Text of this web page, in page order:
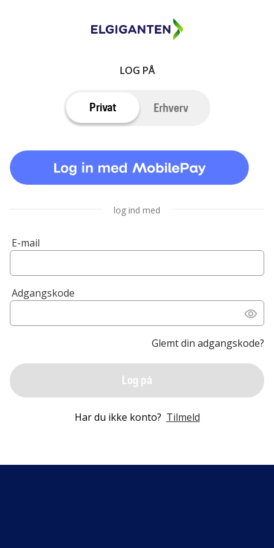
LOG PÅ
Privat Erhverv
log ind med
E-mail
Adgangskode
Glemt din adgangskode?
Log på
Har du ikke konto? Tilmeld